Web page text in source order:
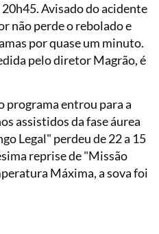
Avisado do acidente
não perde o rebolado e
por quase um minuto.
pelo diretor Magrão, é
programa entrou para a
assistidos da fase áurea
Legal" perdeu de 22 a 15
reprise de "Missão
Máxima, a sova foi